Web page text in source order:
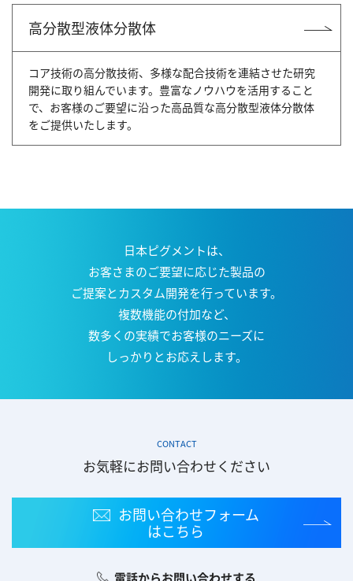
高分散型液体分散体
コア技術の高分散技術、多様な配合技術を連結させた研究
開発に取り組んでいます。豊富なノウハウを活用すること
で、お客様のご要望に沿った高品質な高分散型液体分散体
をご提供いたします。
日本ピグメントは、
お客さまのご要望に応じた製品の
ご提案とカスタム開発を行っています。
複数機能の付加など、
数多くの実績でお客様のニーズに
しっかりとお応えします。
CONTACT
お気軽にお問い合わせください
お問い合わせフォーム
はこちら
電話からお問い合わせする